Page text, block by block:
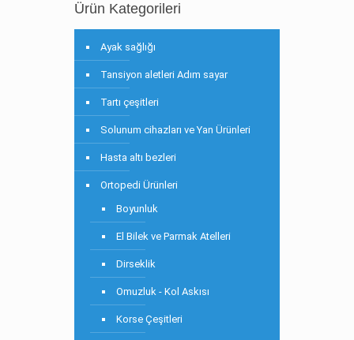
Ürün Kategorileri
Ayak sağlığı
Tansiyon aletleri Adım sayar
Tartı çeşitleri
Solunum cihazları ve Yan Ürünleri
Hasta altı bezleri
Ortopedi Ürünleri
Boyunluk
El Bilek ve Parmak Atelleri
Dirseklik
Omuzluk - Kol Askısı
Korse Çeşitleri